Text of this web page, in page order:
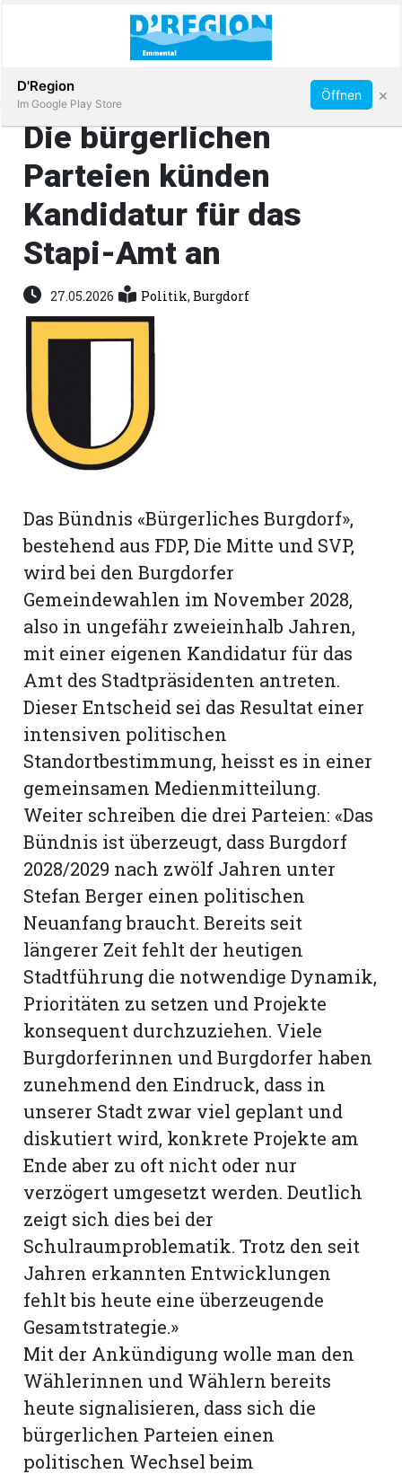
Immobilien
Veranstaltungen
Stellen
App
Abonnieren
Die bürgerlichen
Parteien künden
Kandidatur für das
Stapi-Amt an
27.05.2026 Politik,Burgdorf
Das Bündnis «Bürgerliches Burgdorf»,
bestehend aus FDP, Die Mitte und SVP,
wird bei den Burgdorfer
Gemeindewahlen im November 2028,
also in ungefähr zweieinhalb Jahren,
mit einer eigenen Kandidatur für das
Amt des Stadtpräsidenten antreten.
Dieser Entscheid sei das Resultat einer
intensiven politischen
Standortbestimmung, heisst es in einer
gemeinsamen Medienmitteilung.
Weiter schreiben die drei Parteien: «Das
Bündnis ist überzeugt, dass Burgdorf
2028/2029 nach zwölf Jahren unter
Stefan Berger einen politischen
Neuanfang braucht. Bereits seit
längerer Zeit fehlt der heutigen
Stadtführung die notwendige Dynamik,
Prioritäten zu setzen und Projekte
konsequent durchzuziehen. Viele
Burgdorferinnen und Burgdorfer haben
zunehmend den Eindruck, dass in
unserer Stadt zwar viel geplant und
diskutiert wird, konkrete Projekte am
Ende aber zu oft nicht oder nur
verzögert umgesetzt werden. Deutlich
zeigt sich dies bei der
Schulraumproblematik. Trotz den seit
Jahren erkannten Entwicklungen
fehlt bis heute eine überzeugende
Gesamtstrategie.»
Mit der Ankündigung wolle man den
Wählerinnen und Wählern bereits
heute signalisieren, dass sich die
bürgerlichen Parteien einen
politischen Wechsel beim
D'Region
Im Google Play Store
Öffnen ×